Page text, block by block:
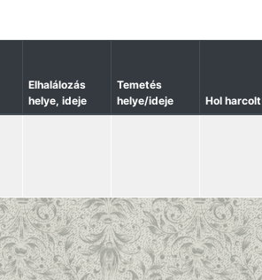
Elhalálozás
helye, ideje
Temetés
helye/ideje
Hol harcolt